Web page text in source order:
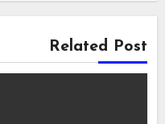
Related Post